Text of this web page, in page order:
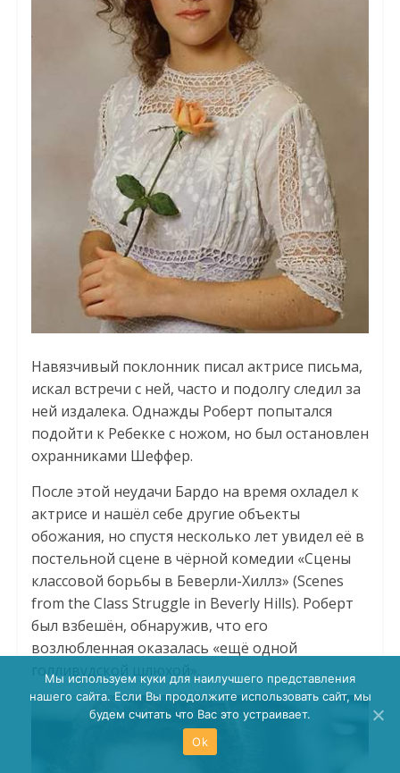
Навязчивый поклонник писал актрисе письма,
искал встречи с ней, часто и подолгу следил за
ней издалека. Однажды Роберт попытался
подойти к Ребекке с ножом, но был остановлен
охранниками Шеффер.
После этой неудачи Бардо на время охладел к
актрисе и нашёл себе другие объекты
обожания, но спустя несколько лет увидел её в
постельной сцене в чёрной комедии «Сцены
классовой борьбы в Беверли-Хиллз» (Scenes
from the Class Struggle in Beverly Hills). Роберт
был взбешён, обнаружив, что его
возлюбленная оказалась «ещё одной
голливудской шлюхой».
Мы используем куки для наилучшего представления
нашего сайта. Если Вы продолжите использовать сайт, мы
будем считать что Вас это устраивает.
Ok